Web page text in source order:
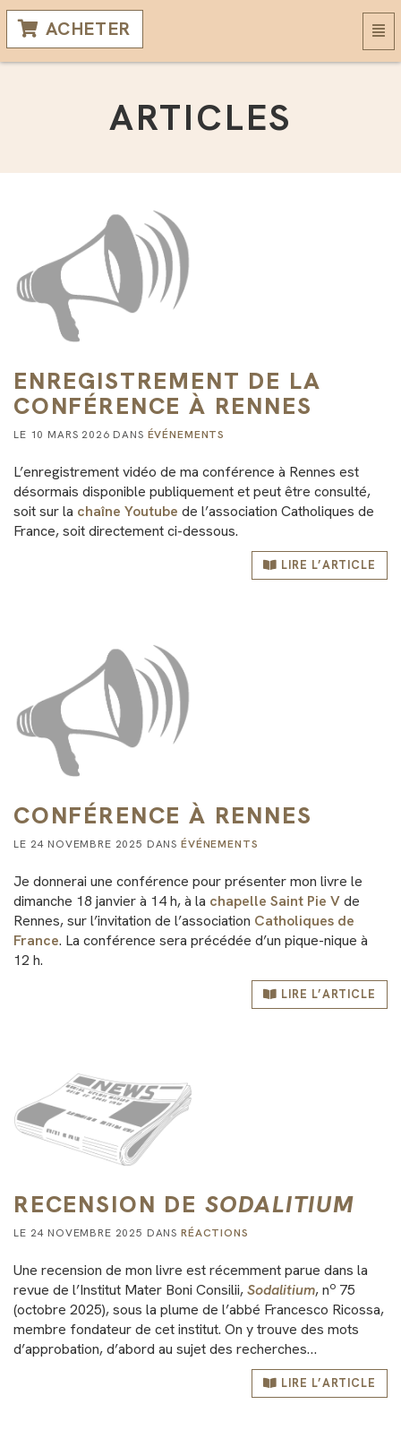
ACHETER
la
ARTICLES
ENREGISTREMENT DE LA
CONFÉRENCE À RENNES
LE 10 MARS 2026 DANS ÉVÉNEMENTS
L’enregistrement vidéo de ma conférence à Rennes est
désormais disponible publiquement et peut être consulté,
soit sur la chaîne Youtube de l’association Catholiques de
France, soit directement ci-dessous.
LIRE L’ARTICLE
CONFÉRENCE À RENNES
LE 24 NOVEMBRE 2025 DANS ÉVÉNEMENTS
Je donnerai une conférence pour présenter mon livre le
dimanche 18 janvier à 14 h, à la chapelle Saint Pie Vde
Rennes, sur l’invitation de l’association Catholiques de
France. La conférence sera précédée d’un pique-nique à
12 h.
LIRE L’ARTICLE
RECENSION DE SODALITIUM
LE 24 NOVEMBRE 2025 DANS RÉACTIONS
Une recension de mon livre est récemment parue dans la
revue de l’Institut Mater Boni Consilii,Sodalitium, no 75
(octobre 2025), sous la plume de l’abbé Francesco Ricossa,
membre fondateur de cet institut. On y trouve des mots
d’approbation, d’abord au sujet des recherches…
LIRE L’ARTICLE